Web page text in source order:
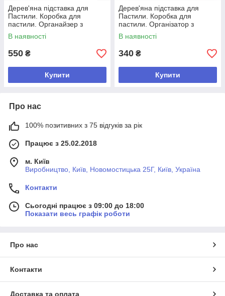
Дерев'яна підставка для
Пастили. Коробка для
пастили. Органайзер з
логотипом. Стенд для
пастили з фанери
В наявності
550 ₴
Купити
Дерев'яна підставка для
Пастили. Коробка для
пастили. Організатор з
логотипом. Стенд для
пастили
В наявності
340 ₴
Купити
Про нас
100% позитивних з 75 відгуків за рік
Працює з 25.02.2018
м. Київ
Виробництво, Київ, Новомостицька 25Г, Київ, Україна
Контакти
Сьогодні працює з 09:00 до 18:00
Показати весь графік роботи
Про нас
Контакти
Доставка та оплата